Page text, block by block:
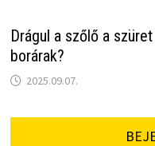
Drágul a szőlő a
borárak?
2025.09.07.